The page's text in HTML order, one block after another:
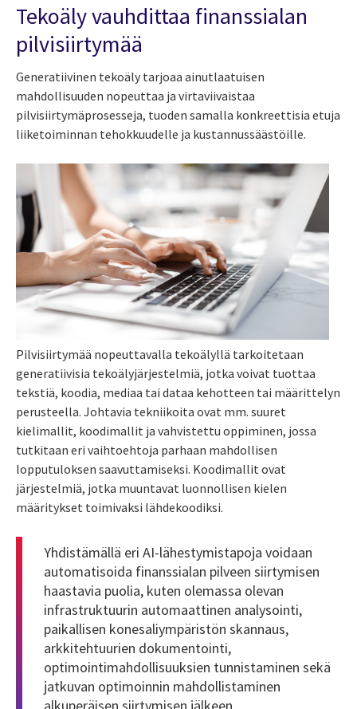
Tekoäly vauhdittaa finanssialan
pilvisiirtymää
Generatiivinen tekoäly tarjoaa ainutlaatuisen
mahdollisuuden nopeuttaa ja virtaviivaistaa
pilvisiirtymäprosesseja, tuoden samalla konkreettisia etuja
liiketoiminnan tehokkuudelle ja kustannussäästöille.
Pilvisiirtymää nopeuttavalla tekoälyllä tarkoitetaan
generatiivisia tekoälyjärjestelmiä, jotka voivat tuottaa
tekstiä, koodia, mediaa tai dataa kehotteen tai määrittelyn
perusteella. Johtavia tekniikoita ovat mm. suuret
kielimallit, koodimallit ja vahvistettu oppiminen, jossa
tutkitaan eri vaihtoehtoja parhaan mahdollisen
lopputuloksen saavuttamiseksi. Koodimallit ovat
järjestelmiä, jotka muuntavat luonnollisen kielen
määritykset toimivaksi lähdekoodiksi.
Yhdistämällä eri AI-lähestymistapoja voidaan
automatisoida finanssialan pilveen siirtymisen
haastavia puolia, kuten olemassa olevan
infrastruktuurin automaattinen analysointi,
paikallisen konesaliympäristön skannaus,
arkkitehtuurien dokumentointi,
optimointimahdollisuuksien tunnistaminen sekä
jatkuvan optimoinnin mahdollistaminen
alkuperäisen siirtymisen jälkeen.